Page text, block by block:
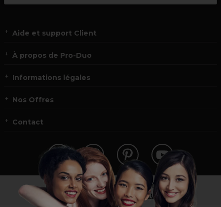
Aide et support Client
À propos de Pro-Duo
Informations légales
Nos Offres
Contact
Vous n’êtes pas un professionnel ?
Visitez notre site pour les particuliers!